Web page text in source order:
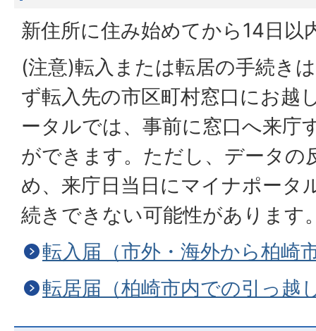
新住所に住み始めてから14日以
(注意)転入または転居の手続き
ず転入先の市区町村窓口にお越
ータルでは、事前に窓口へ来庁
ができます。ただし、データの
め、来庁日当日にマイナポータ
続きできない可能性があります
転入届（市外・海外から柏崎
転居届（柏崎市内での引っ越